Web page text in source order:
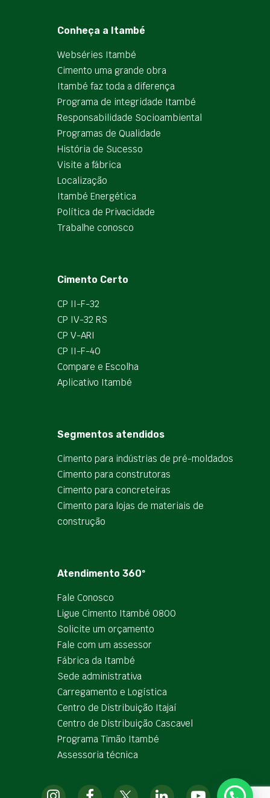
Conheça a Itambé
Webséries Itambé
Cimento uma grande obra
Itambé faz toda a diferença
Programa de integridade Itambé
Responsabilidade Socioambiental
Programas de Qualidade
História de Sucesso
Visite a fábrica
Localização
Itambé Energética
Política de Privacidade
Trabalhe conosco
Cimento Certo
CP II-F-32
CP IV-32 RS
CP V-ARI
CP II-F-40
Compare e Escolha
Aplicativo Itambé
Segmentos atendidos
Cimento para indústrias de pré-moldados
Cimento para construtoras
Cimento para concreteiras
Cimento para lojas de materiais de
construção
Atendimento 360º
Fale Conosco
Ligue Cimento Itambé 0800
Solicite um orçamento
Fale com um assessor
Fábrica da Itambé
Sede administrativa
Carregamento e Logística
Centro de Distribuição Itajaí
Centro de Distribuição Cascavel
Programa Timão Itambé
Assessoria técnica